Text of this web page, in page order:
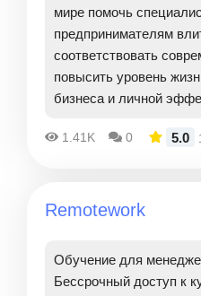
мире помочь
предпринимателям
соответствовать
повысить уровень
бизнеса и личной
1.41K 0 5.0
Remotework
Обучение для
Бессрочный доступ к